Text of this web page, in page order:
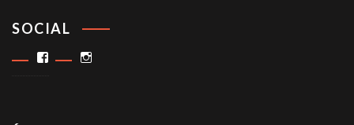
SOCIAL
Facebook